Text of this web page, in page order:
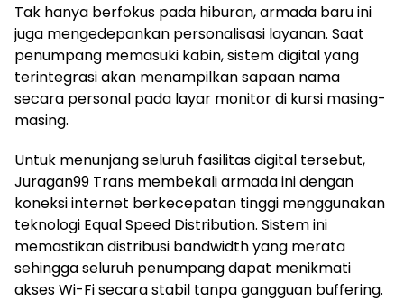
Tak hanya berfokus pada hiburan, armada baru ini
juga mengedepankan personalisasi layanan. Saat
penumpang memasuki kabin, sistem digital yang
terintegrasi akan menampilkan sapaan nama
secara personal pada layar monitor di kursi masing-
masing.
Untuk menunjang seluruh fasilitas digital tersebut,
Juragan99 Trans membekali armada ini dengan
koneksi internet berkecepatan tinggi menggunakan
teknologi Equal Speed Distribution. Sistem ini
memastikan distribusi bandwidth yang merata
sehingga seluruh penumpang dapat menikmati
akses Wi-Fi secara stabil tanpa gangguan buffering.